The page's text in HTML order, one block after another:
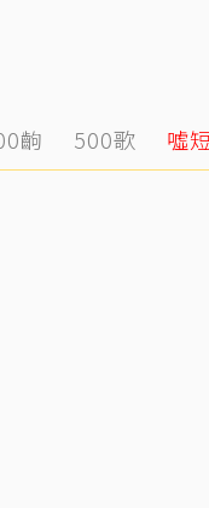
齣 500歌 噓